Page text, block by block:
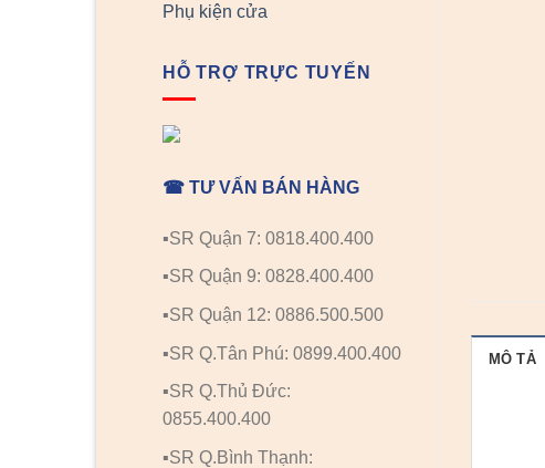
Phụ kiện cửa
HỖ TRỢ TRỰC TUYẾN
☎ TƯ VẤN BÁN HÀNG
▪️SR Quận 7: 0818.400.400
▪️SR Quận 9: 0828.400.400
▪️SR Quận 12: 0886.500.500
▪️SR Q.Tân Phú: 0899.400.400
▪️SR Q.Thủ Đức:
0855.400.400
▪️SR Q.Bình Thạnh:
MÔ TẢ